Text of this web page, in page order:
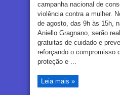
campanha nacional de
violência contra a mulher.
de agosto, das 9h às 15h,
Aniello Gragnano, serão
gratuitas de cuidado e
reforçando o compromisso
proteção e ...
Leia mais »